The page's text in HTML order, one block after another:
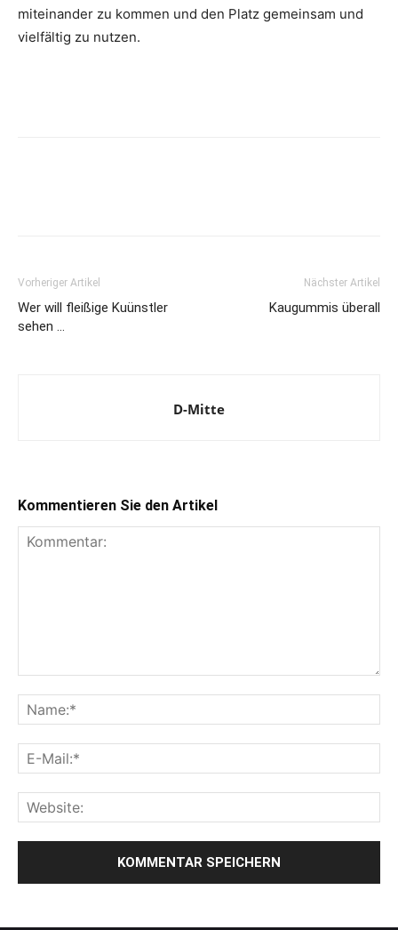
miteinander zu kommen und den Platz gemeinsam und
vielfältig zu nutzen.
Vorheriger Artikel
Wer will fleißige Kuünstler
sehen …
Nächster Artikel
Kaugummis überall
D-Mitte
Kommentieren Sie den Artikel